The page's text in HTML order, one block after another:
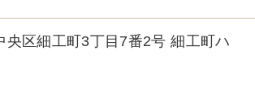
央区細工町3丁目7番2号 細工町ハ